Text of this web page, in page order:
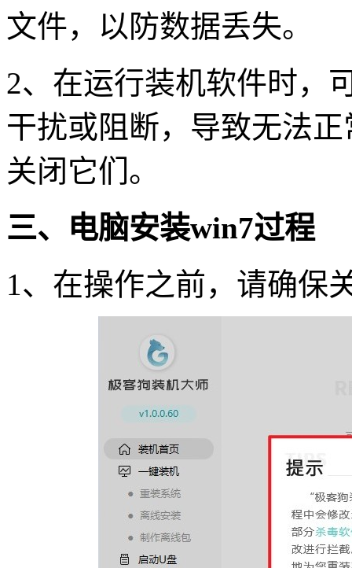
文件，以防数据丢失。
2、在运行装机软件时，
干扰或阻断，导致无法
关闭它们。
三、电脑安装win7过程
1 、在操作之前，请确保